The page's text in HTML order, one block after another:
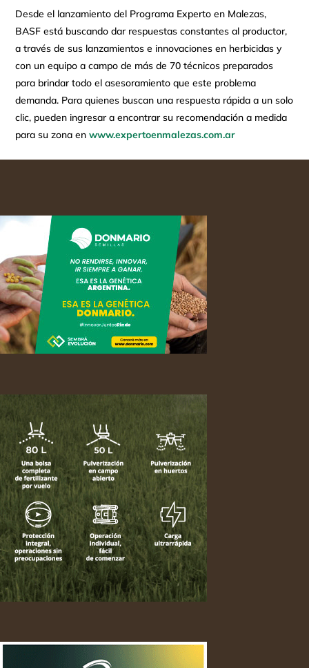
Desde el lanzamiento del Programa Experto en Malezas,
BASF está buscando dar respuestas constantes al productor,
a través de sus lanzamientos e innovaciones en herbicidas y
con un equipo a campo de más de 70 técnicos preparados
para brindar todo el asesoramiento que este problema
demanda. Para quienes buscan una respuesta rápida a un solo
clic, pueden ingresar a encontrar su recomendación a medida
para su zona enwww.expertoenmalezas.com.ar